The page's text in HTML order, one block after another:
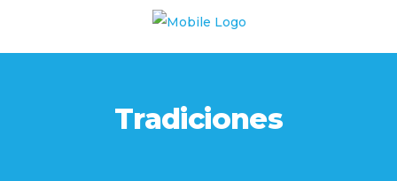
Tradiciones